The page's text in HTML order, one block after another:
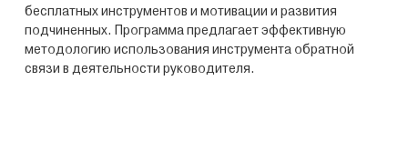
бесплатных инструментов и мотивации и развития
подчиненных. Программа предлагает эффективную
методологию использования инструмента обратной
связи в деятельности руководителя.